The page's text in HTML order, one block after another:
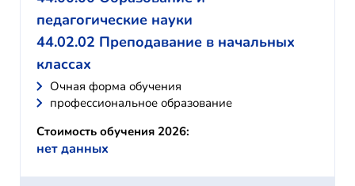
педагогические науки
44.02.02 Преподавание в начальных
классах
Очная форма обучения
профессиональное образование
Стоимость обучения 2026:
нет данных